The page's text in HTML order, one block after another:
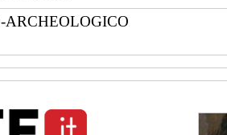
ARCHEOLOGICO